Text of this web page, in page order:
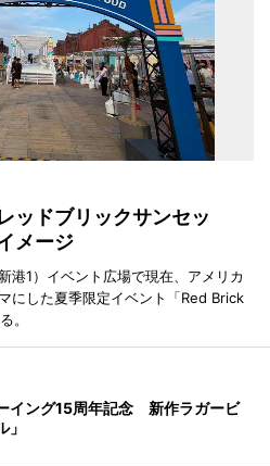
ッドブリックサンセッ
メージ
港1）イベント広場で現在、アメリカ
にした夏季限定イベント「Red Brick
。
イング15周年記念 新作ラガービ
」